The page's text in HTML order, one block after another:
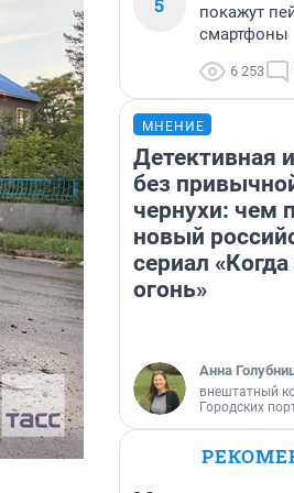
покажут
смартфоны
6 253
МНЕНИЕ
Детективная
без
чернухи: чем
новый
сериал «Когда
огонь»
Анна
внештатный
Городских